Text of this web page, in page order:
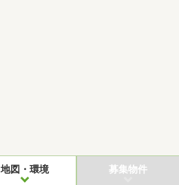
地図・環境 募集物件